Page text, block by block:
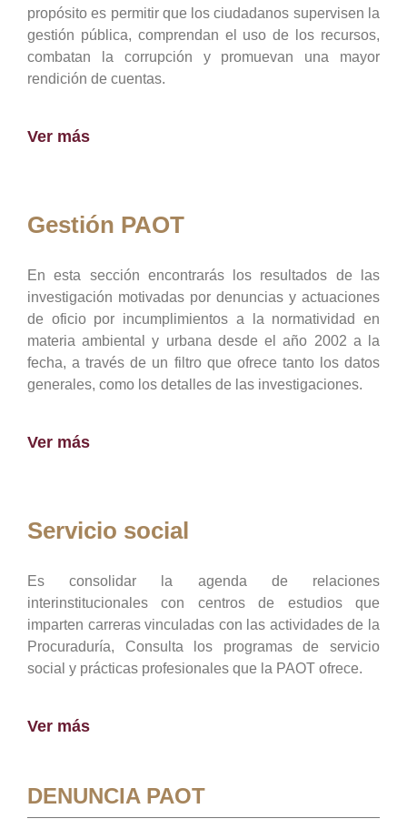
propósito es permitir que los ciudadanos supervisen la
gestión pública, comprendan el uso de los recursos,
combatan la corrupción y promuevan una mayor
rendición de cuentas.
Ver más
Gestión PAOT
En esta sección encontrarás los resultados de las
investigación motivadas por denuncias y actuaciones
de oficio por incumplimientos a la normatividad en
materia ambiental y urbana desde el año 2002 a la
fecha, a través de un filtro que ofrece tanto los datos
generales, como los detalles de las investigaciones.
Ver más
Servicio social
Es consolidar la agenda de relaciones
interinstitucionales con centros de estudios que
imparten carreras vinculadas con las actividades de la
Procuraduría, Consulta los programas de servicio
social y prácticas profesionales que la PAOT ofrece.
Ver más
DENUNCIA PAOT